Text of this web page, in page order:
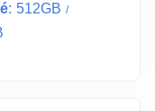
: 512GB /